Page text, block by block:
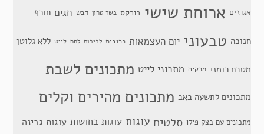
אגוזים ארוחת שישי בורקס בשר טחון דבש חגים חורף
חנוכה טבעוני יום העצמאות כרובית לביבות לחם לייט ללא גלוטן
מטבח רומני מרקים מתכוני לייט מתכונים לשבת
מתכונים לתשעה באב מתכונים מהירים וקלים
מתכונים עם בצק פילו סלטים עוגות עוגות בחושות עוגות גבינה